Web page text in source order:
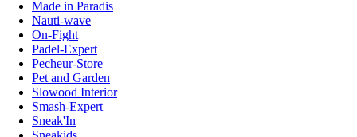
Made in Paradis
Nauti-wave
On-Fight
Padel-Expert
Pecheur-Store
Pet and Garden
Slowood Interior
Smash-Expert
Sneak'In